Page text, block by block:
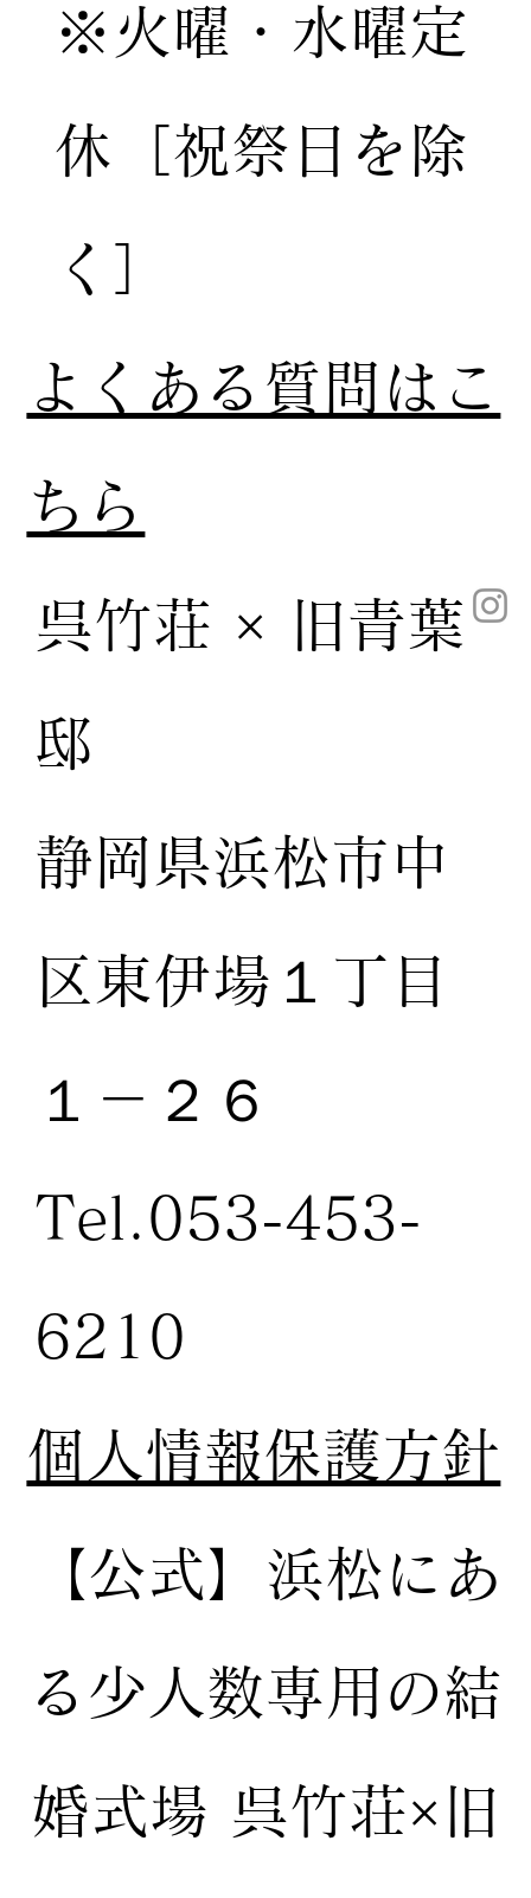
※火曜・水曜定
休［祝祭日を除
く］
呉竹荘 × 旧青葉
邸
静岡県浜松市中
区東伊場１丁目
１－２６
Tel.053-453-
6210
個人情報保護方針
【公式】 浜松にあ
る少人数専用の結
婚式場 呉竹荘×旧
​よくある質問はこ
ちら